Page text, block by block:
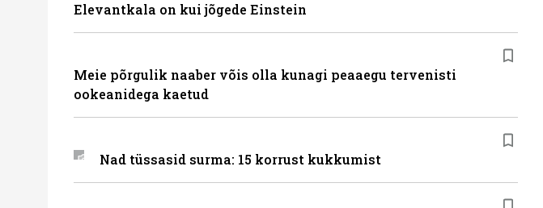
Elevantkala on kui jõgede Einstein
Meie põrgulik naaber võis olla kunagi peaaegu tervenisti
ookeanidega kaetud
Nad tüssasid surma: 15 korrust kukkumist